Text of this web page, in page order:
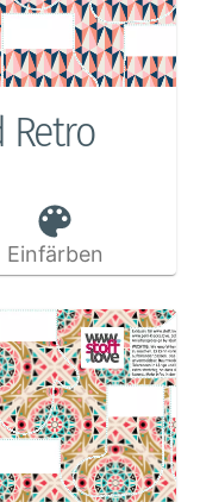
Retro
Einfärben